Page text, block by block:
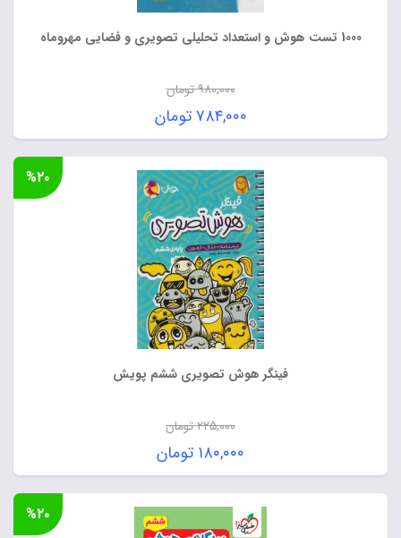
1000 تست هوش و استعداد تحلیلی تصویری و فضایی مهروماه
۹۸۰,۰۰۰تومان
قیمت
اصلی:
۹۸۰,۰۰۰ تومان
بود.
۷۸۴,۰۰۰تومان
قیمت
فعلی:
۷۸۴,۰۰۰ تومان.
فینگر هوش تصویری ششم پویش
۲۲۵,۰۰۰تومان
قیمت
اصلی:
۲۲۵,۰۰۰ تومان
۱۸۰,۰۰۰ تومان
قیمت
فعلی:
۱۸۰,۰۰۰ تومان.
%۲۰
%۲۰